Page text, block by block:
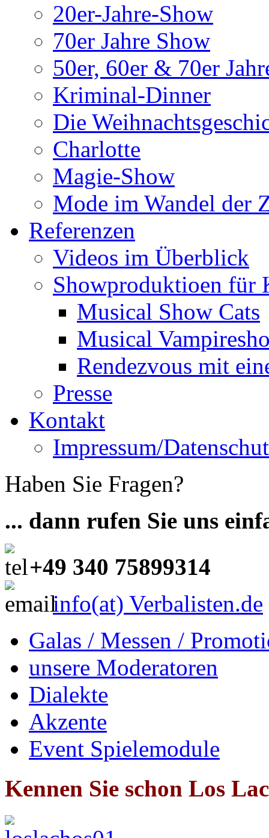
20er-Jahre-Show
70er Jahre Show
50er, 60er & 70er
Kriminal-Dinner
Die
Charlotte
Magie-Show
Mode im Wandel der
Referenzen
Videos im Überblick
Showproduktioen für
Musical Show Cats
Musical
Rendezvous mit
Presse
Kontakt
Impressum/
Haben Sie Fragen?
... dann rufen Sie uns
+49 340 75899314
info(at) Verbalisten.de
Galas / Messen /
unsere Moderatoren
Dialekte
Akzente
Event Spielemodule
Kennen Sie schon Los